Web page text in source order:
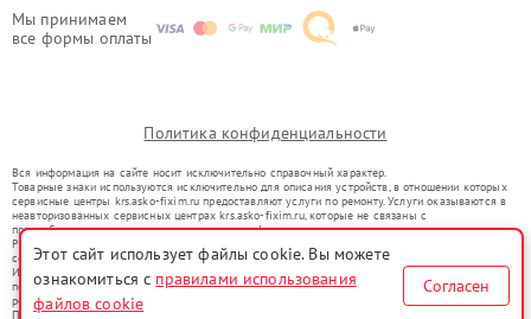
Мы принимаем
все формы оплаты
Политика конфиденциальности
Вся информация на сайте носит исключительно справочный характер.
Товарные знаки используются исключительно для описания устройств, в отношении которых
сервисные центры krs.asko-fixim.ru предоставляют услуги по ремонту. Услуги оказываются в
неавторизованных сервисных центрах krs.asko-fixim.ru, которые не связаны с
правообладателями товарных знаков или их официальными представителями.
Ремонт осуществляется для устройств, уже введенных в гражданский оборот в соответствии
со статьей 1487 ГК РФ.
Использование товарных знаков не преследует цели индивидуализации услуг или введения
потребителей в заблуждение, а служит для информирования о предоставляемых услугах по
ремонту техники указанных брендов.
Представленная на сайте информация не является публичной офертой, определяемой
Этот сайт использует файлы cookie. Вы можете
ознакомиться с правилами использования
файлов cookie
Согласен